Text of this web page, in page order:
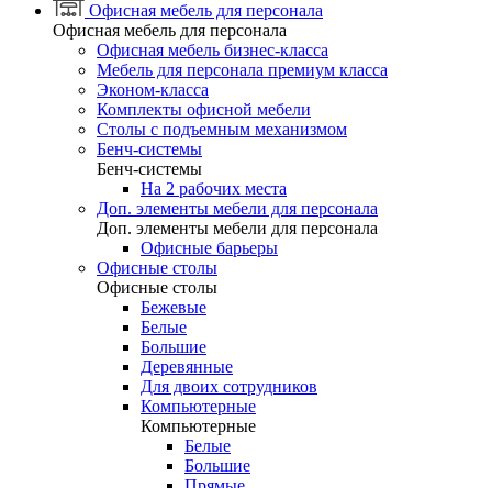
Офисная мебель для персонала
Офисная мебель для персонала
Офисная мебель бизнес-класса
Мебель для персонала премиум класса
Эконом-класса
Комплекты офисной мебели
Столы с подъемным механизмом
Бенч-системы
Бенч-системы
На 2 рабочих места
Доп. элементы мебели для персонала
Доп. элементы мебели для персонала
Офисные барьеры
Офисные столы
Офисные столы
Бежевые
Белые
Большие
Деревянные
Для двоих сотрудников
Компьютерные
Компьютерные
Белые
Большие